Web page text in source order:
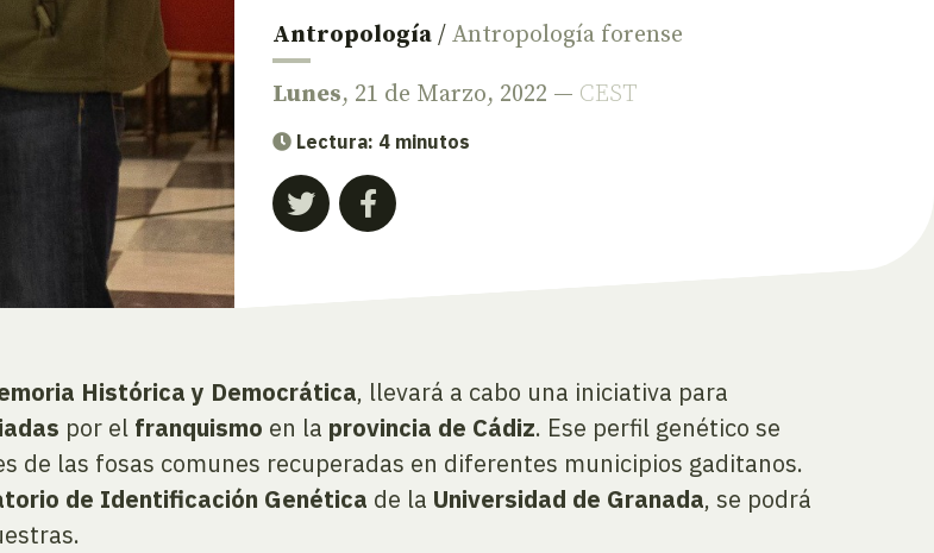
Antropología / Antropología forense
Lunes, 21 de Marzo, 2022 — CEST
Lectura: 4 minutos
Histórica y Democrática, llevará a cabo una iniciativa para
por el franquismo en la provincia de Cádiz. Ese perfil genético se
de las fosas comunes recuperadas en diferentes municipios gaditanos.
de Identificación Genética de la Universidad de Granada, se podrá